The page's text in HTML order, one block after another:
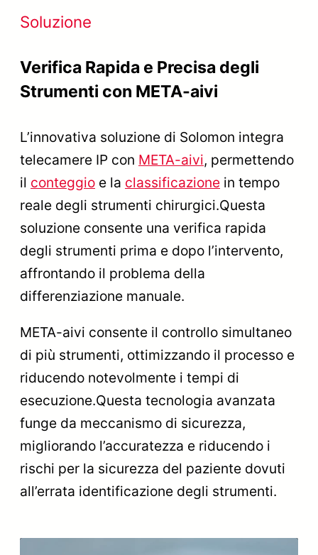
Soluzione
Verifica Rapida e Precisa degli
Strumenti con META-aivi
L’innovativa soluzione di Solomon integra
telecamere IP con META-aivi, permettendo
il conteggio e la classificazione in tempo
reale degli strumenti chirurgici.Questa
soluzione consente una verifica rapida
degli strumenti prima e dopo l’intervento,
affrontando il problema della
differenziazione manuale.
META-aivi consente il controllo simultaneo
di più strumenti, ottimizzando il processo e
riducendo notevolmente i tempi di
esecuzione.Questa tecnologia avanzata
funge da meccanismo di sicurezza,
migliorando l’accuratezza e riducendo i
rischi per la sicurezza del paziente dovuti
all’errata identificazione degli strumenti.